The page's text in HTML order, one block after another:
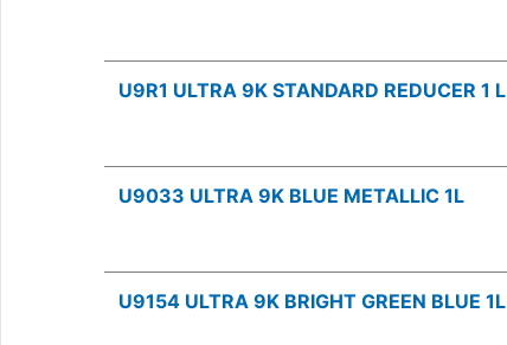
U9R1 ULTRA 9K STANDARD REDUCER 1 L
U9033 ULTRA 9K BLUE METALLIC 1L
U9154 ULTRA 9K BRIGHT GREEN BLUE 1L